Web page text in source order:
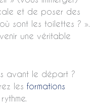
et de poser des
sont les toilettes ? ».
une véritable
avant le départ ?
les formations